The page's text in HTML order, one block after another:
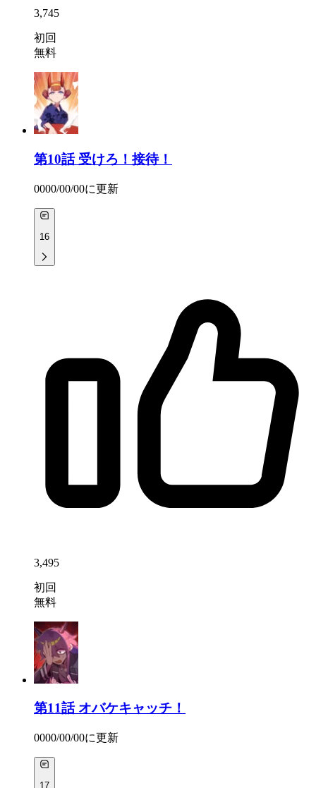
3,745
初回
無料
第10話 受けろ！接待！
0000/00/00に更新
16
3,495
初回
無料
第11話 オバケキャッチ！
0000/00/00に更新
17